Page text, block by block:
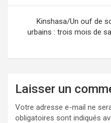
Kinshasa/Un ouf de
urbains : trois mois de
Laisser un
Votre adresse e-mail ne
obligatoires sont indiqués